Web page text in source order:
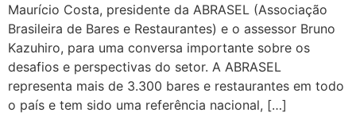
Maurício Costa, presidente da ABRASEL (Associação
Brasileira de Bares e Restaurantes) e o assessor Bruno
Kazuhiro, para uma conversa importante sobre os
desafios e perspectivas do setor. A ABRASEL
representa mais de 3.300 bares e restaurantes em todo
o país e tem sido uma referência nacional, […]